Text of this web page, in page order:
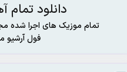
دانلود تمام آهنگ
تمام موزیک های اجرا شده
فول آرشیو